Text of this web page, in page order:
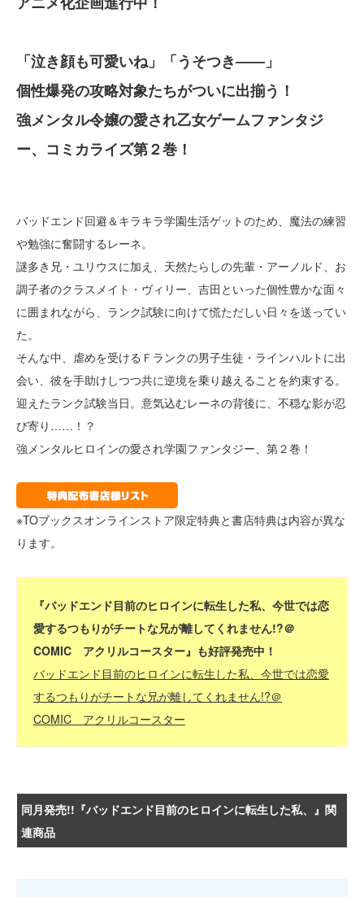
「泣き顔も可愛いね」「うそつき――」
個性爆発の攻略対象たちがついに出揃う！
強メンタル令嬢の愛され乙女ゲームファンタジ
ー、コミカライズ第２巻！
バッドエンド回避＆キラキラ学園生活ゲットのため、魔法の練習
や勉強に奮闘するレーネ。
謎多き兄・ユリウスに加え、天然たらしの先輩・アーノルド、お
調子者のクラスメイト・ヴィリー、吉田といった個性豊かな面々
に囲まれながら、ランク試験に向けて慌ただしい日々を送ってい
た。
そんな中、虐めを受けるＦランクの男子生徒・ラインハルトに出
会い、彼を手助けしつつ共に逆境を乗り越えることを約束する。
迎えたランク試験当日。意気込むレーネの背後に、不穏な影が忍
び寄り……！？
強メンタルヒロインの愛され学園ファンタジー、第２巻！
※TOブックスオンラインストア限定特典と書店特典は内容が異な
ります。
『バッドエンド目前のヒロインに転生した私、今世では恋
愛するつもりがチートな兄が離してくれません!?＠
COMIC アクリルコースター』も好評発売中！
バッドエンド目前のヒロインに転生した私、今世では恋愛
するつもりがチートな兄が離してくれません!?＠
COMIC アクリルコースター
同月発売!!『バッドエンド目前のヒロインに転生した私、』関
連商品